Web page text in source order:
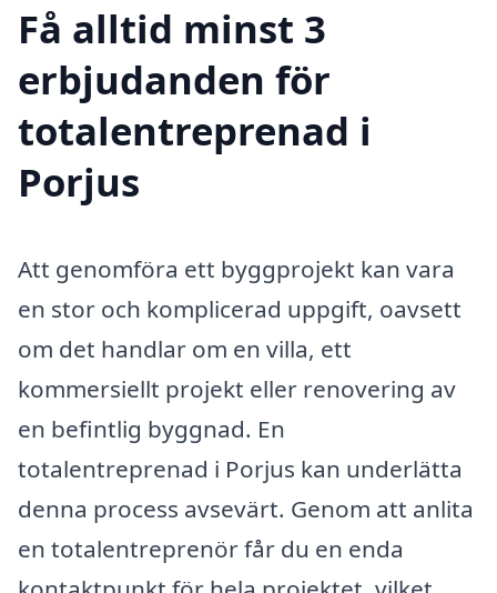
Få alltid minst 3
erbjudanden för
totalentreprenad i
Porjus
Att genomföra ett byggprojekt kan vara
en stor och komplicerad uppgift, oavsett
om det handlar om en villa, ett
kommersiellt projekt eller renovering av
en befintlig byggnad. En
totalentreprenad i Porjus kan underlätta
denna process avsevärt. Genom att anlita
en totalentreprenör får du en enda